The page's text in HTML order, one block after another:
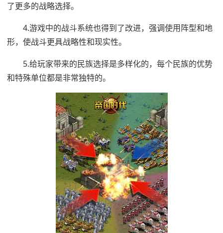
了更多的战略选择。
4.游戏中的战斗系统也得到了改进，强调使用阵型和地
形，使战斗更具战略性和现实性。
5.给玩家带来的民族选择是多样化的，每个民族的优势
和特殊单位都是非常独特的。